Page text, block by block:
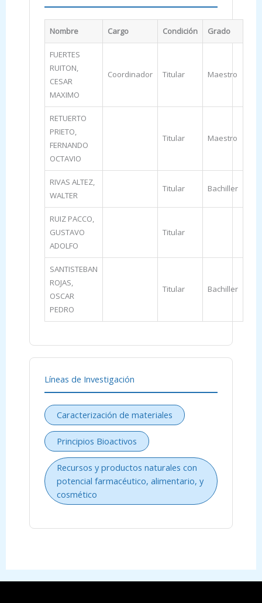
Nombre Cargo Condición Grado
FUERTES
RUITON,
CESAR
MAXIMO
Coordinador Titular Maestro
RETUERTO
PRIETO,
FERNANDO
OCTAVIO
Titular Maestro
RIVAS ALTEZ,
WALTER
Titular Bachiller
RUIZ PACCO,
GUSTAVO
ADOLFO
Titular
SANTISTEBAN
ROJAS,
OSCAR
PEDRO
Titular Bachiller
Líneas de Investigación
Caracterización de materiales
Principios Bioactivos
Recursos y productos naturales con
potencial farmacéutico, alimentario, y
cosmético